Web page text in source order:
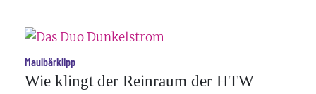
Maulbärklipp
Wie klingt der Reinraum der HTW